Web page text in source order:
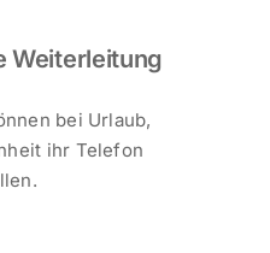
Weiterleitung
bei Urlaub,
ihr Telefon